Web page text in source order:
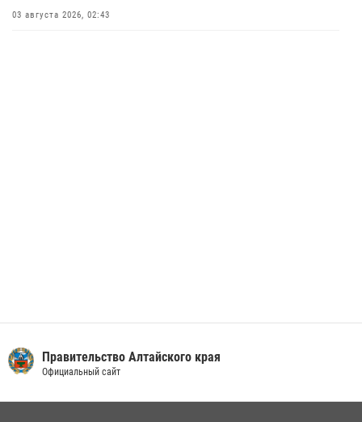
Управление Росгвардии по Алтайскому краю провело для детей
03 августа 2026, 02:43
Правительство Алтайского края
Официальный сайт